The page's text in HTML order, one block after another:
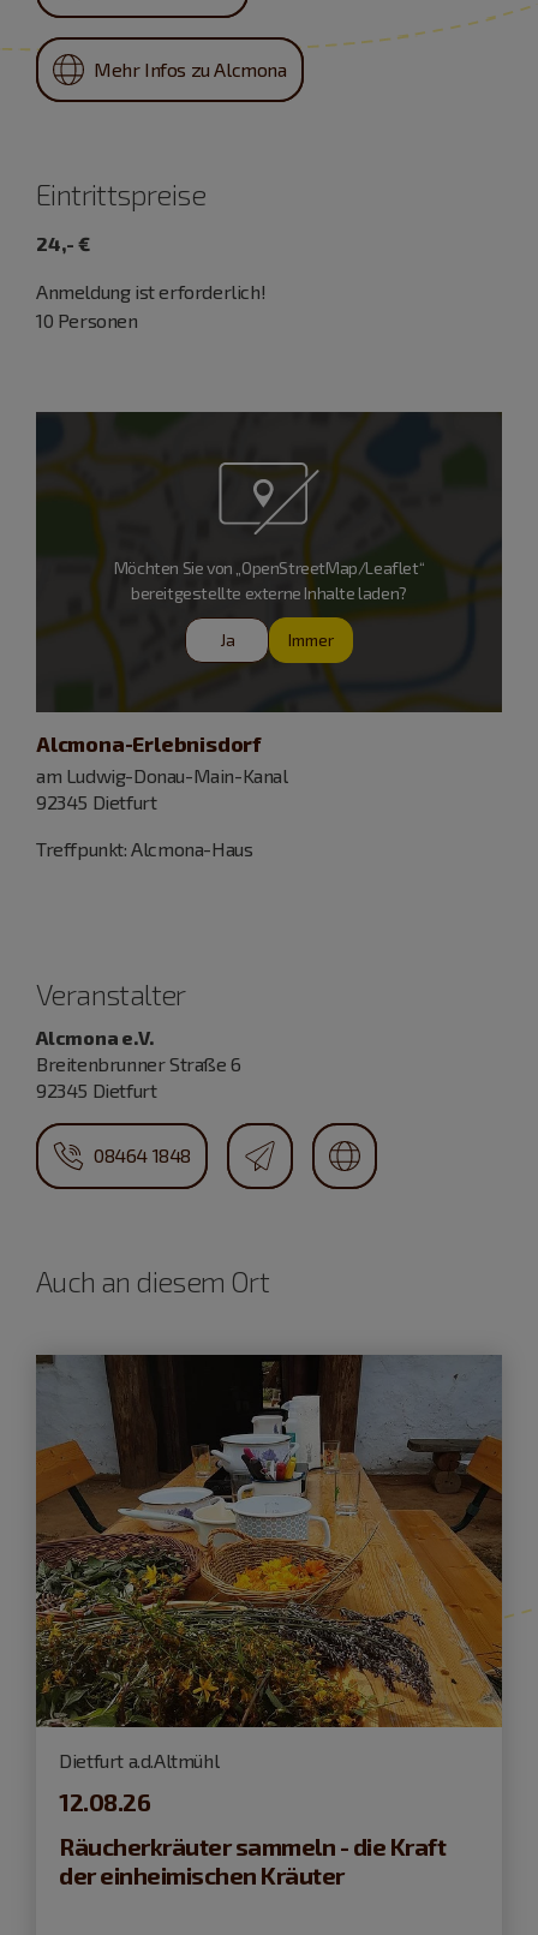
Mehr Infos zu Alcmona
Eintrittspreise
24,- €
Anmeldung ist erforderlich!
10 Personen
Möchten Sie von „OpenStreetMap/Leaflet“
bereitgestellte externe Inhalte laden?
Ja Immer
Alcmona-Erlebnisdorf
am Ludwig-Donau-Main-Kanal
92345 Dietfurt
Treffpunkt: Alcmona-Haus
Veranstalter
Alcmona e.V.
Breitenbrunner Straße 6
92345 Dietfurt
08464 1848
Auch an diesem Ort
Dietfurt a.d.Altmühl
12.08.26
Räucherkräuter sammeln - die Kraft
der einheimischen Kräuter